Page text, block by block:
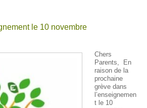
le 10 novembre
Chers
Parents, En
raison de la
prochaine
grève dans
l’enseignemen
t le 10